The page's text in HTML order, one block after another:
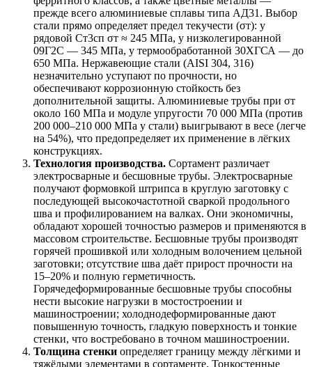
прежде всего алюминиевые сплавы типа АД31. Выбор
стали прямо определяет предел текучести (σт): у
рядовой Ст3сп σт ≈ 245 МПа, у низколегированной
09Г2С — 345 МПа, у термообработанной 30ХГСА — до
650 МПа. Нержавеющие стали (AISI 304, 316)
незначительно уступают по прочности, но
обеспечивают коррозионную стойкость без
дополнительной защиты. Алюминиевые трубы при σт
около 160 МПа и модуле упругости 70 000 МПа (против
200 000–210 000 МПа у стали) выигрывают в весе (легче
на 54%), что предопределяет их применение в лёгких
конструкциях.
Технология производства. Сортамент различает
электросварные и бесшовные трубы. Электросварные
получают формовкой штрипса в круглую заготовку с
последующей высокочастотной сваркой продольного
шва и профилированием на валках. Они экономичны,
обладают хорошей точностью размеров и применяются в
массовом строительстве. Бесшовные трубы производят
горячей прошивкой или холодным волочением цельной
заготовки; отсутствие шва даёт прирост прочности на
15–20% и полную герметичность.
Горячедеформированные бесшовные трубы способны
нести высокие нагрузки в мостостроении и
машиностроении; холоднодеформированные дают
повышенную точность, гладкую поверхность и тонкие
стенки, что востребовано в точном машиностроении.
Толщина стенки определяет границу между лёгкими и
тяжёлыми элементами в сортаменте. Тонкостенные